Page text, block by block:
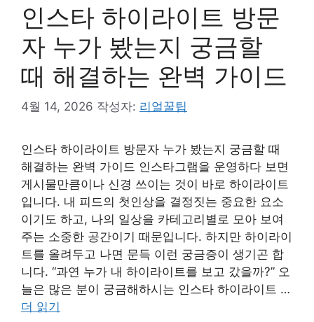
인스타 하이라이트 방문
자 누가 봤는지 궁금할
때 해결하는 완벽 가이드
4월 14, 2026 작성자: 리얼꿀팁
인스타 하이라이트 방문자 누가 봤는지 궁금할 때
해결하는 완벽 가이드 인스타그램을 운영하다 보면
게시물만큼이나 신경 쓰이는 것이 바로 하이라이트
입니다. 내 피드의 첫인상을 결정짓는 중요한 요소
이기도 하고, 나의 일상을 카테고리별로 모아 보여
주는 소중한 공간이기 때문입니다. 하지만 하이라이
트를 올려두고 나면 문득 이런 궁금증이 생기곤 합
니다. “과연 누가 내 하이라이트를 보고 갔을까?” 오
늘은 많은 분이 궁금해하시는 인스타 하이라이트 …
더 읽기